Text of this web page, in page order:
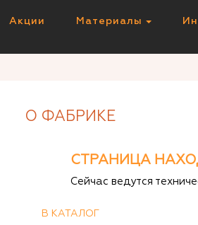
Акции Материалы
О ФАБРИКЕ
СТРАНИЦА
Сейчас ведутся
В КАТАЛОГ